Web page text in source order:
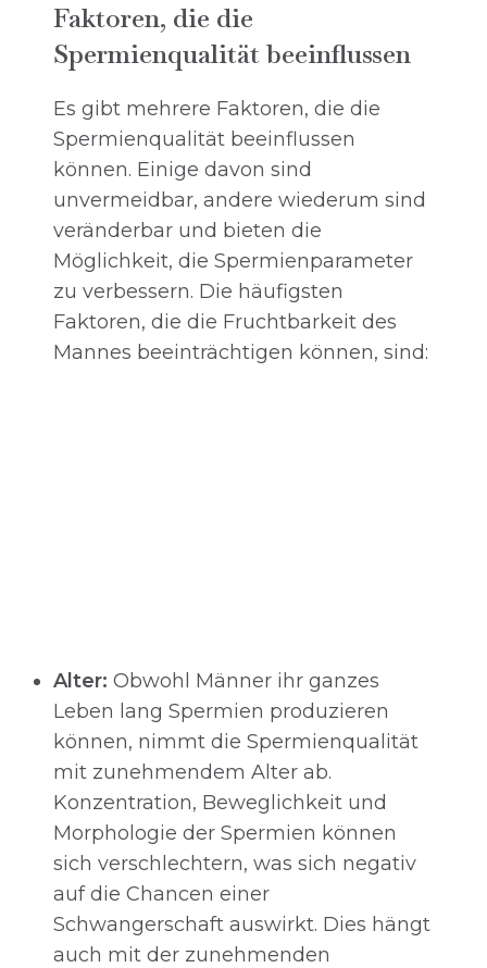
Faktoren, die die
Spermienqualität beeinflussen
Es gibt mehrere Faktoren, die die
Spermienqualität beeinflussen
können. Einige davon sind
unvermeidbar, andere wiederum sind
veränderbar und bieten die
Möglichkeit, die Spermienparameter
zu verbessern. Die häufigsten
Faktoren, die die Fruchtbarkeit des
Mannes beeinträchtigen können, sind:
Alter: Obwohl Männer ihr ganzes
Leben lang Spermien produzieren
können, nimmt die Spermienqualität
mit zunehmendem Alter ab.
Konzentration, Beweglichkeit und
Morphologie der Spermien können
sich verschlechtern, was sich negativ
auf die Chancen einer
Schwangerschaft auswirkt. Dies hängt
auch mit der zunehmenden